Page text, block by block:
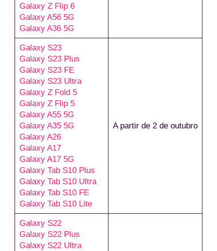
Galaxy Z Flip 6
Galaxy A56 5G
Galaxy A36 5G
Galaxy S23
Galaxy S23 Plus
Galaxy S23 FE
Galaxy S23 Ultra
Galaxy Z Fold 5
Galaxy Z Flip 5
Galaxy A55 5G
Galaxy A35 5G
Galaxy A26
Galaxy A17
Galaxy A17 5G
Galaxy Tab S10 Plus
Galaxy Tab S10 Ultra
Galaxy Tab S10 FE
Galaxy Tab S10 Lite
A partir de 2 de outubro
Galaxy S22
Galaxy S22 Plus
Galaxy S22 Ultra